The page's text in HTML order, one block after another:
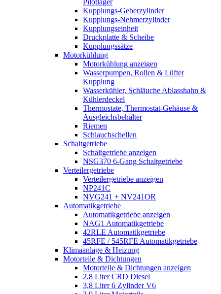
Kupplungs-Geberzylinder
Kupplungs-Nehmerzylinder
Kupplungseinheit
Druckplatte & Scheibe
Kupplungssätze
Motorkühlung
Motorkühlung anzeigen
Wasserpumpen, Rollen & Lüfter
Kupplung
Wasserkühler, Schläuche Ablasshahn &
Kühlerdeckel
Thermostate, Thermostat-Gehäuse &
Ausgleichsbehälter
Riemen
Schlauchschellen
Schaltgetriebe
Schaltgetriebe anzeigen
NSG370 6-Gang Schaltgetriebe
Verteilergetriebe
Verteilergetriebe anzeigen
NP241C
NVG241 + NV241OR
Automatikgetriebe
Automatikgetriebe anzeigen
NAG1 Automatikgetriebe
42RLE Automatikgetriebe
45RFE / 545RFE Automatikgetriebe
Klimaanlage & Heizung
Motorteile & Dichtungen
Motorteile & Dichtungen anzeigen
2,8 Liter CRD Diesel
3,8 Liter 6 Zylinder V6